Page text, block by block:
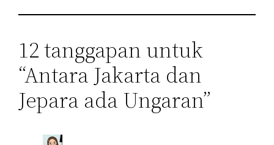
12 tanggapan untuk
“Antara Jakarta dan
Jepara ada Ungaran”